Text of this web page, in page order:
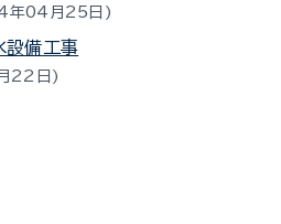
04月25日
設備工事
22日